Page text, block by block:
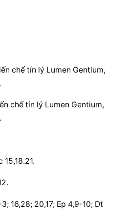
chế tín lý Lumen Gentium,
chế tín lý Lumen Gentium,
15,18.21.
16,28; 20,17; Ep 4,9-10; Dt